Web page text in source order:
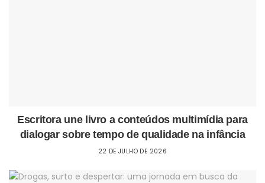
Escritora une livro a conteúdos multimídia para
dialogar sobre tempo de qualidade na infância
22 DE JULHO DE 2026